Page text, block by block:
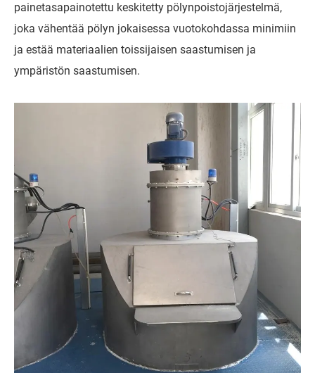
painetasapainotettu keskitetty pölynpoistojärjestelmä,
joka vähentää pölyn jokaisessa vuotokohdassa minimiin
ja estää materiaalien toissijaisen saastumisen ja
ympäristön saastumisen.